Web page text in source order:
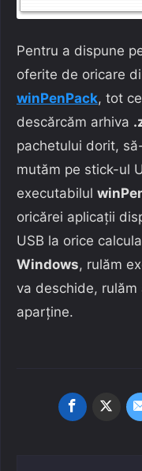
Pentru a dispune
oferite de oricare
winPenPack, tot
descărcăm arhiva
pachetului dorit,
mutăm pe stick-ul
executabilul
oricărei aplicații
USB la orice
Windows, rulăm
va deschide,
aparține.